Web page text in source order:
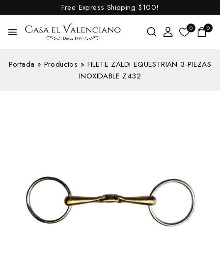
Free Express Shipping $100!
0 0
Portada » Productos » FILETE ZALDI EQUESTRIAN 3-PIEZAS
INOXIDABLE Z432